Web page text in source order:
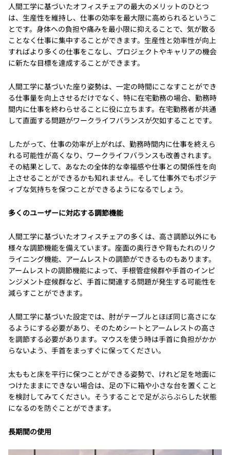
人間工学に基づいたオフィスチェアの最大のメリットのひとつ
は、生産性を維持し、仕事の効率を最大限に高められるというこ
とです。身体への負担や痛みを最小限に抑えることで、気が散る
ことなく仕事に集中することができます。生産性と効率性が向上
すればより多くの仕事をこなし、プロジェクトやキャリアの機会
に新たな目標を達成することができます。
人間工学に基づいた座り姿勢は、一定の時間にこなすことができ
る仕事量を向上させるだけでなく、特に在宅勤務の場合、勤務時
間内に仕事を終わらせることに役に立ちます。在宅勤務者が共通
して直面する問題がワークライフバランスが欠如することです。
したがって、仕事の効率が上がれば、勤務時間内に仕事を終えら
れる可能性が高くなり、ワークライフバランスも改善されます。
その結果として、あなたの全体的な幸福感や仕事との関係性を向
上させることができるかも知れません。そして仕事外でもポジテ
ィブな気持ちを保つことができるようになるでしょう。
多くのユーザーに対応する調節機能
人間工学に基づいたオフィスチェアの多くは、高さ調節以外にも
様々な調節機能を備えています。座面の奥行きや背もたれのリク
ライニング機能、アームレストの調節ができるものもあります。
アームレストの調節機能によって、手根管症候群や手首のインピ
ンジメント症候群など、手首に関連する問題が発生する可能性を
減らすことができます。
人間工学に基づいた設定では、肘がテーブルとほぼ同じ高さにな
るようにする必要があり、そのためシートとアームレストの高さ
を調節する必要があります。マウスを使う時は手首に負担がかか
らないよう、手首をまっすぐに保ってください。
太ももと床を平行に保つことができる姿勢で、けれど足を地面に
つけたままにできない場合は、足の下に箱や小さな台を置くこと
を検討してみてください。そうすることで足がぶらぶらした状態
になるのを防ぐことができます。
長期間の使用